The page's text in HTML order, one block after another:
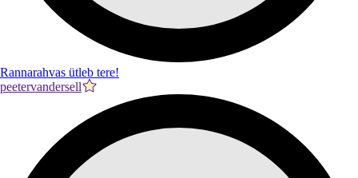
Rannarahvas ütleb tere!
peetervandersell